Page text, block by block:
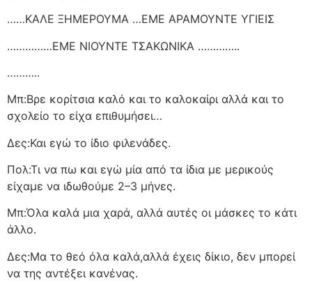
……ΚΑΛΕ ΞΗΜΕΡΟΥΜΑ …ΕΜΕ ΑΡΑΜΟΥΝΤΕ ΥΓΙΕΙΣ
……………ΕΜΕ ΝΙΟΥΝΤΕ ΤΣΑΚΩΝΙΚΑ …………..
………..
Μπ:Βρε κορίτσια καλό και το καλοκαίρι αλλά και το
σχολείο το είχα επιθυμήσει…
Δες:Και εγώ το ίδιο φιλενάδες.
Πολ:Τι να πω και εγώ μία από τα ίδια με μερικούς
είχαμε να ιδωθούμε 2–3 μήνες.
Μπ:Όλα καλά μια χαρά, αλλά αυτές οι μάσκες το κάτι
άλλο.
Δες:Μα το θεό όλα καλά,αλλά έχεις δίκιο, δεν μπορεί
να της αντέξει κανένας.